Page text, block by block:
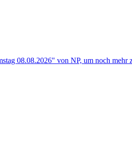
08.08.2026" von NP, um noch mehr